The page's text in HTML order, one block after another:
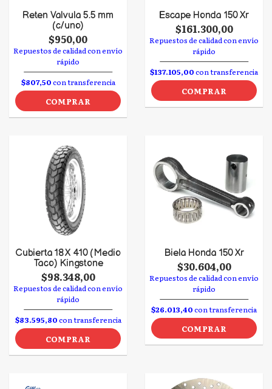
Reten Valvula 5.5 mm
(c/uno)
$950,00
Repuestos de calidad con envío
rápido
$807,50con transferencia
COMPRAR
Escape Honda 150 Xr
$161.300,00
Repuestos de calidad con envío
rápido
$137.105,00con transferencia
COMPRAR
Cubierta 18 X 410 (Medio
Taco) Kingstone
$98.348,00
Repuestos de calidad con envío
rápido
$83.595,80con transferencia
COMPRAR
Biela Honda 150 Xr
$30.604,00
Repuestos de calidad con envío
rápido
$26.013,40con transferencia
COMPRAR